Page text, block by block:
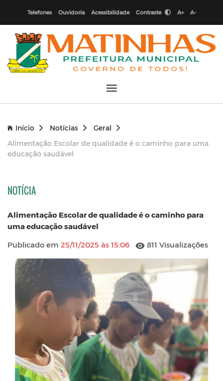
Telefones Ouvidoria Acessibilidade Contraste A+ A-
Início Notícias
Geral
Alimentação Escolar de qualidade é o caminho para uma
educação saudável
NOTÍCIA
Alimentação Escolar de qualidade é o caminho para
uma educação saudável
Publicado em 25/11/2025 às 15:06 811 Visualizações